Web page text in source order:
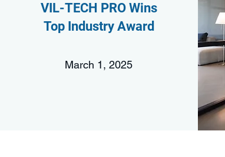
VIL-TECH PRO Wins
Top Industry Award
March 1, 2025